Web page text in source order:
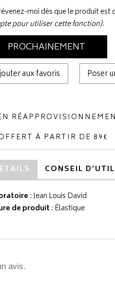
moi dès que le produit est
pour utiliser cette fonction).
PROCHAINEMENT
aux favoris Poser
À PARTIR DE 89€
CONSEIL
:Jean Louis David
de produit: Élastique
avis.